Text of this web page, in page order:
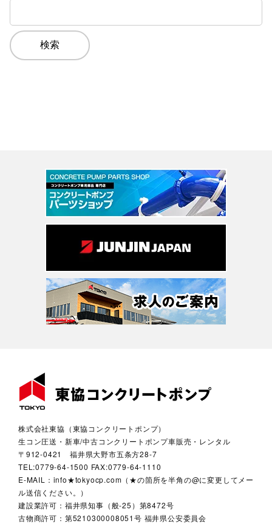
索:
株式会社東協（東協コンクリートポンプ）
生コン圧送・新車/中古コンクリートポンプ車販売・レンタル
〒912-0421 福井県大野市五条方28-7
TEL:0779-64-1500 FAX:0779-64-1110
E-MAIL：info★tokyocp.com（★の箇所を半角の@に変更してメー
ル送信ください。）
建設業許可：福井県知事（般-25）第8472号
古物商許可：第5210300008051号 福井県公安委員会